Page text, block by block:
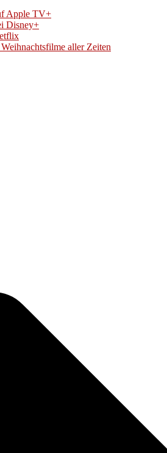
Apple TV+
Disney+
aller Zeiten